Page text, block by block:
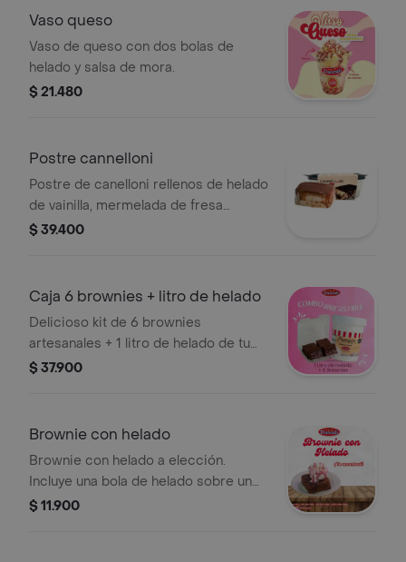
Vaso queso
Vaso de queso con dos bolas de
helado y salsa de mora.
$ 21.480
Postre cannelloni
Postre de canelloni rellenos de helado
de vainilla, mermelada de fresa
cubierto de helado de vainilla,
$ 39.400
Caja 6 brownies + litro de helado
Delicioso kit de 6 brownies
artesanales + 1 litro de helado de tu
sabor preferido.
$ 37.900
Brownie con helado
Brownie con helado a elección.
Incluye una bola de helado sobre un
brownie.
$ 11.900